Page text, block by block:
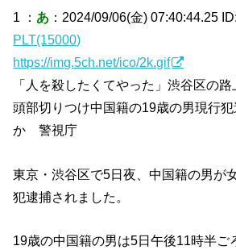
1 ： あ ：2024/09/06(金) 07:40:44.25
PLT(15000)
https://img.5ch.net/ico/2k.gif
「人を殺したくてやった」渋谷区の
頭部切りつけ中国籍の19歳の男現行
か 警視庁
東京・渋谷区で5日夜、中国籍の男が
犯逮捕されました。
19歳の中国籍の男は5日午後11時半ご